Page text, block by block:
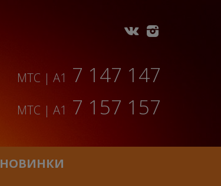
МТС | A1 7 147 147
МТС | A1 7 157 157
НОВИНКИ